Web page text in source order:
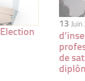
Election
13
de